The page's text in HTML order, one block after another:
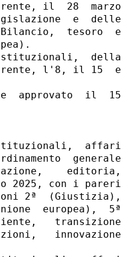
il  28  marzo
e  delle
tesoro  e
della
l'8, il 15  e
approvato  il  15
affari
generale
editoria,
2025, con i pareri
2ª  (Giustizia),
europea),  5ª
transizione
innovazione